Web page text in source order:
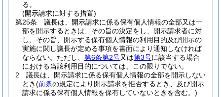
る。
(開示請求に対する措置)
第25条
議長は、開示請求に係る保有個人情報の全部又は一
部を開示するときは、その旨の決定をし、開示請求者に対
し、その旨、開示する保有個人情報の利用目的及び開示の
実施に関し議長が定める事項を書面により通知しなければ
ならない。 ただし、 第6条第2号又は第3号に該当する場合
における当該利用目的については、この限りでない。
2
議長は、開示請求に係る保有個人情報の全部を開示しない
とき(前条の規定により開示請求を拒否するとき、及び開示
請求に係る保有個人情報を保有していないときを含む。)